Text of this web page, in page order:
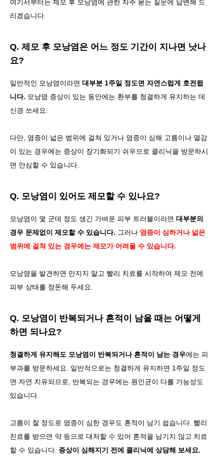
여기서부터는 제모 후 모낭염에 관한 자주 묻는 질문에 답변해 드
리겠습니다.
Q. 제모 후 모낭염은 어느 정도 기간이 지나면 낫나
요?
일반적인 모낭염이라면 대부분 1주일 정도면 자연스럽게 호전됩
니다. 모낭염 증상이 있는 동안에는 환부를 청결하게 유지하는 데
신경 쓰세요.
다만, 염증이 넓은 범위에 걸쳐 있거나 염증이 심해 고름이나 열감
이 있는 경우에는 증상이 장기화되기 쉬우므로 클리닉을 방문하시
면 안심할 수 있습니다.
Q. 모낭염이 있어도 제모할 수 있나요?
모낭염이 몇 군데 정도 생긴 가벼운 피부 트러블이라면 대부분의
경우 문제없이 제모할 수 있습니다. 그러나 염증이 심하거나 넓은
범위에 걸쳐 있는 경우에는 제모가 어려울 수 있습니다.
모낭염을 발견하면 만지지 말고 빨리 치료를 시작하여 제모 전에
피부 상태를 정돈해 두세요.
Q. 모낭염이 반복되거나 흔적이 남을 때는 어떻게
하면 되나요?
청결하게 유지해도 모낭염이 반복되거나 흔적이 남는 경우에는 피
부과를 방문하세요. 일반적으로는 청결하게 유지하면 1주일 정도
면 자연 치유되므로, 반복되는 경우에는 원인균이 다를 가능성도
있습니다.
고름이 찰 정도로 염증이 심한 경우도 흔적이 남기 쉽습니다. 빨리
진료를 받으면 약 등으로 대처할 수 있어 흔적을 남기지 않고 치료
할 수 있습니다. 증상이 심해지기 전에 클리닉에 상담해 보세요.